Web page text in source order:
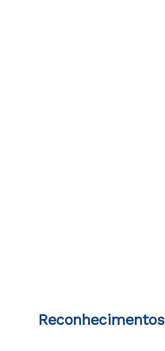
Reconhecimentos